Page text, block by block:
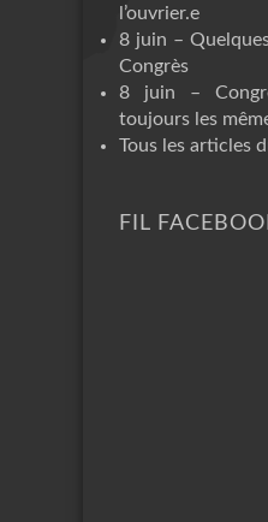
l’ouvrier.e
8 juin –
Congrès
8 juin –
toujours les
Tous les articles
FIL